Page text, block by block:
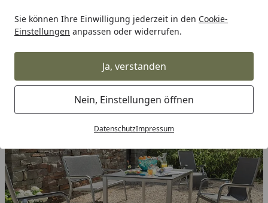
Sie können Ihre Einwilligung jederzeit in den Cookie-
Einstellungen anpassen oder widerrufen.
Ja, verstanden
Nein, Einstellungen öffnen
DatenschutzImpressum
Verbundwerkstoff für den Außenbereich. Die